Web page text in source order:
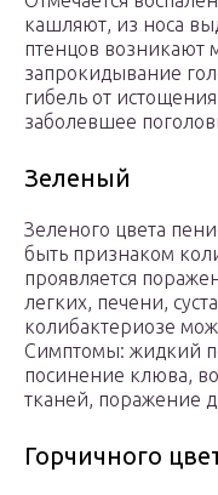
кашляют, из носа
птенцов возникают
запрокидывание
гибель от
заболевшее
Зеленый
Зеленого цвета
быть признаком
проявляется
легких, печени,
колибактериозе
Симптомы: жидкий
посинение клюва,
тканей, поражение
Горчичного